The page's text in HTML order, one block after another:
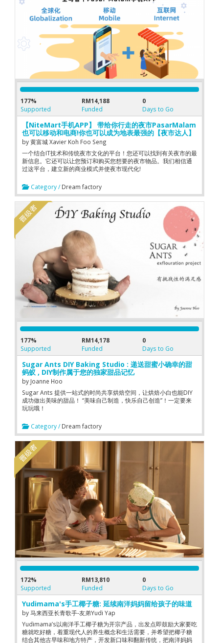
177%
Supported
RM14,188
Funded
0
Days to Go
【NiteMart手机APP】 带给你行走的夜市PasarMalam
也可以移动和电商!你也可以成为地表最强的【夜市达人】
by黄富城 Xavier Koh Foo Seng
一个结合IT技术和传统夜市文化的平台！您还可以找到有关夜市的最
新信息。它还可以让您预订和购买您想要的夜市物品。我们相信通
过这平台，建立新的商业模式并使夜市现代化!
Category / Dream factory
177%
Supported
RM14,178
Funded
0
Days to Go
Sugar Ants DIY Baking Studio : 递送甜蜜小确幸的甜
蚂蚁 , DIY制作属于您的独家甜品记忆
by Joanne Hoo
Sugar Ants 提供一站式的时尚共享烘焙空间，让烘焙小白也能DIY
成功做出美味的甜品！ “美味自己制造，快乐自己创造”！一定要来
玩玩哦！
Category / Dream factory
172%
Supported
RM13,810
Funded
0
Days to Go
Yudimama's手工椰子糖: 延续南洋妈妈留给孩子的味道
by马来西亚长青歌手-友弟Yudi Yap
Yudimama’s以南洋手工椰子糖为开宗产品，出发点即鼓励大家要吃
糖就吃好糖，着重现代人的养生概念和生活需要，并希望把椰子糖
结合其他古早味和地方特产，开发新口味和翻新传统，把南洋妈妈